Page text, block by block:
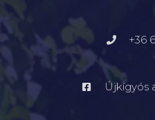
+36
Újkígyós